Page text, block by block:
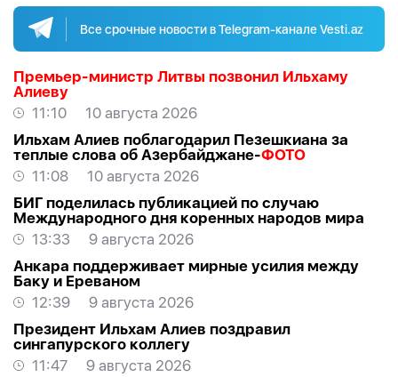
Все срочные новости в Telegram-канале Vesti.az
Премьер-министр Литвы позвонил Ильхаму
Алиеву
11:10
10 августа 2026
Ильхам Алиев поблагодарил Пезешкиана за
теплые слова об Азербайджане-ФОТО
11:08
10 августа 2026
БИГ поделилась публикацией по случаю
Международного дня коренных народов мира
13:33
9 августа 2026
Анкара поддерживает мирные усилия между
Баку и Ереваном
12:39
9 августа 2026
Президент Ильхам Алиев поздравил
сингапурского коллегу
11:47
9 августа 2026